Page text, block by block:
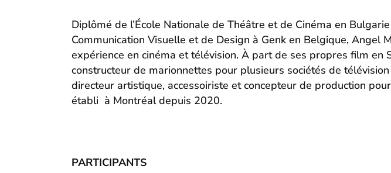
Diplômé de l’École Nationale de Théâtre et de Cinéma en
Communication Visuelle et de Design à Genk en Belgique, Angel
expérience en cinéma et télévision. À part de ses propres film
constructeur de marionnettes pour plusieurs sociétés de
directeur artistique, accessoiriste et concepteur de production
établi à Montréal depuis 2020.
PARTICIPANTS